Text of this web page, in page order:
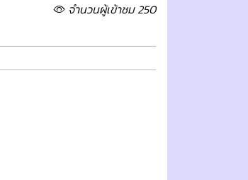
จำนวนผู้เข้าชม 250